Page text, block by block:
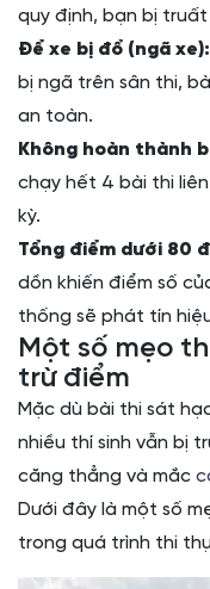
quy định, bạn bị
Để xe bị đổ (ngã xe):
bị ngã trên sân thi,
an toàn.
Không hoàn thành
chạy hết 4 bài thi
kỳ.
Tổng điểm dưới 80
dồn khiến điểm số
thống sẽ phát tín
Một số mẹo
trừ điểm
Mặc dù bài thi sát
nhiều thí sinh vẫn bị
căng thẳng và mắc
Dưới đây là một số
trong quá trình thi